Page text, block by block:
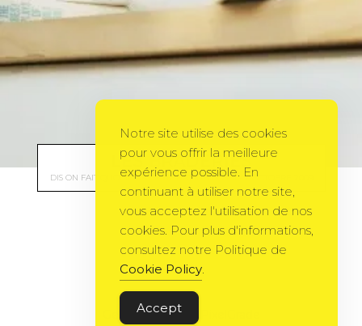
LES BRADERIES
DIS ON FAIT QUOI TODAY ?BYNATSUHIBOSHI 2 OCTOBRE 2009
Gema Theme
Notre site utilise des cookies
pour vous offrir la meilleure
expérience possible. En
continuant à utiliser notre site,
vous acceptez l'utilisation de nos
cookies. Pour plus d'informations,
consultez notre Politique de
Cookie Policy.
Accept